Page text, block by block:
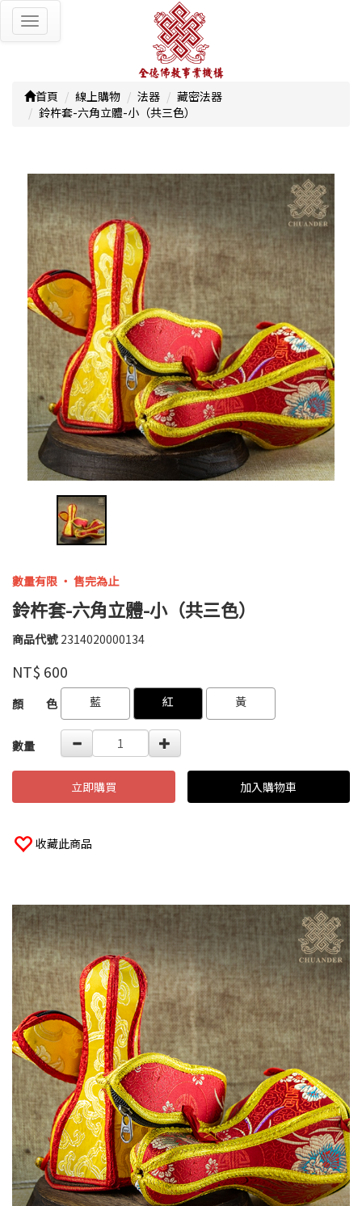
Toggle
navigation
首頁 線上購物 法器
藏密法器
鈴杵套-六角立體-小（共三色）
數量有限 ‧ 售完為止
鈴杵套-六角立體-小（共三色）
商品代號 2314020000134
2314020000134
品牌
高
婉
瑜
NT$ 600
GOODS000000000000003829069 GOODS000000000000003830562
顏 色 藍 紅 黃
數量
立即購買 加入購物車
收藏此商品